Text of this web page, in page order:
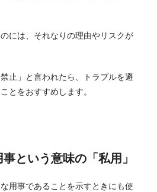
には、それなりの理由やリスクが
止」と言われたら、トラブルを避
とをおすすめします。
という意味の「私用」
用事であることを示すときにも使